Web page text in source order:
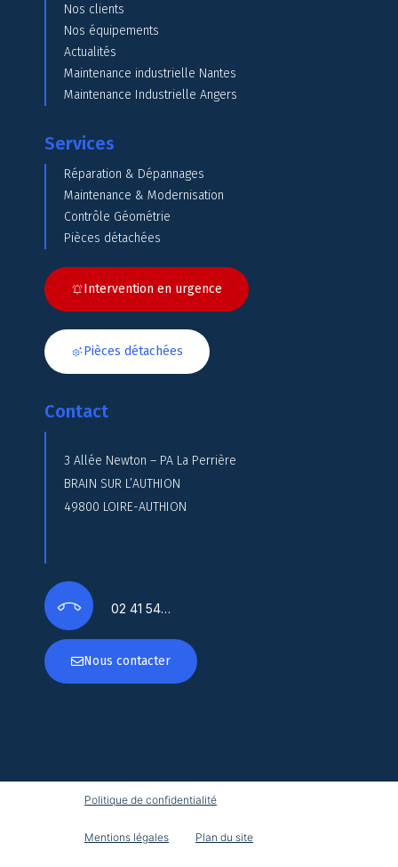
Nos clients
Nos équipements
Actualités
Maintenance industrielle Nantes
Maintenance Industrielle Angers
Services
Réparation & Dépannages
Maintenance & Modernisation
Contrôle Géométrie
Pièces détachées
Intervention en urgence
Pièces détachées
Contact
3 Allée Newton – PA La Perrière
BRAIN SUR L’AUTHION
49800 LOIRE-AUTHION
02 41 54…
Nous contacter
Politique de confidentialité
Mentions légales Plan du site